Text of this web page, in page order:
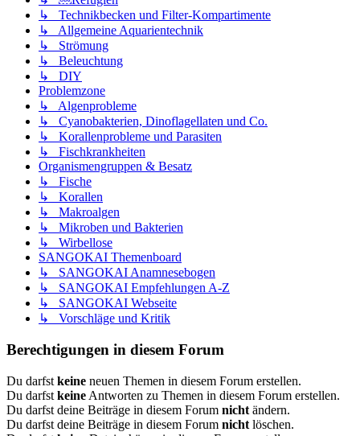
↳ Technikbecken und Filter-Kompartimente
↳ Allgemeine Aquarientechnik
↳ Strömung
↳ Beleuchtung
↳ DIY
Problemzone
↳ Algenprobleme
↳ Cyanobakterien, Dinoflagellaten und Co.
↳ Korallenprobleme und Parasiten
↳ Fischkrankheiten
Organismengruppen & Besatz
↳ Fische
↳ Korallen
↳ Makroalgen
↳ Mikroben und Bakterien
↳ Wirbellose
SANGOKAI Themenboard
↳ SANGOKAI Anamnesebogen
↳ SANGOKAI Empfehlungen A-Z
↳ SANGOKAI Webseite
↳ Vorschläge und Kritik
Berechtigungen in diesem Forum
Du darfst keine neuen Themen in diesem Forum erstellen.
Du darfst keine Antworten zu Themen in diesem Forum erstellen.
Du darfst deine Beiträge in diesem Forum nicht ändern.
Du darfst deine Beiträge in diesem Forum nicht löschen.